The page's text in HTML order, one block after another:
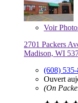
Voir
2701 Packers
Madison, WI
(608)
Ouvert
(On